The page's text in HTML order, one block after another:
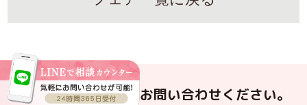
お電話でもお気軽にお問い合わせください。